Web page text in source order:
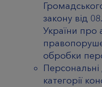
закону від
України про
обробки
Персональні
категорії